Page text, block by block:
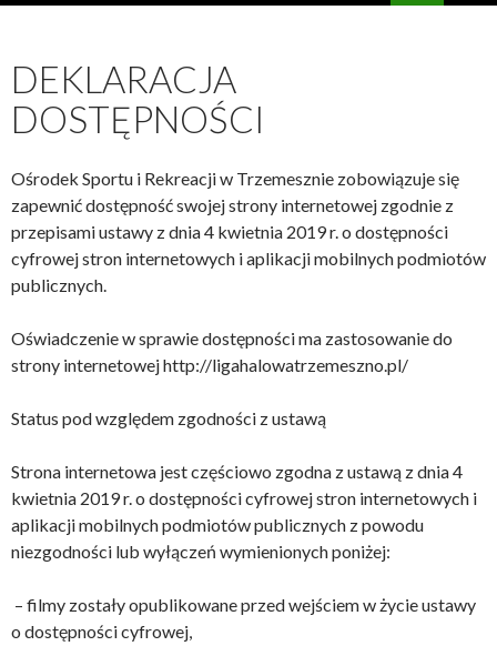
DEKLARACJA
DOSTĘPNOŚCI
Ośrodek Sportu i Rekreacji w Trzemesznie zobowiązuje się
zapewnić dostępność swojej strony internetowej zgodnie z
przepisami ustawy z dnia 4 kwietnia 2019 r. o dostępności
cyfrowej stron internetowych i aplikacji mobilnych podmiotów
publicznych.
Oświadczenie w sprawie dostępności ma zastosowanie do
strony internetowej http://ligahalowatrzemeszno.pl/
Status pod względem zgodności z ustawą
Strona internetowa jest częściowo zgodna z ustawą z dnia 4
kwietnia 2019 r. o dostępności cyfrowej stron internetowych i
aplikacji mobilnych podmiotów publicznych z powodu
niezgodności lub wyłączeń wymienionych poniżej:
– filmy zostały opublikowane przed wejściem w życie ustawy
o dostępności cyfrowej,